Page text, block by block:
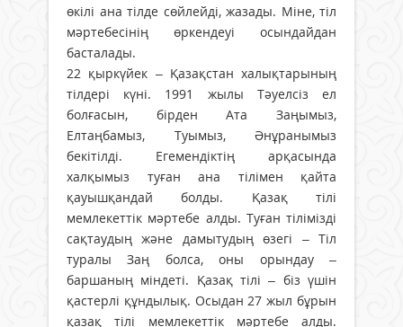
өкілі ана тілде сөйлейді, жазады. Міне, тіл
мәртебесінің өркендеуі осындайдан
басталады.
22 қыркүйек – Қазақстан халықтарының
тілдері күні. 1991 жылы Тәуелсіз ел
болғасын, бірден Ата Заңымыз,
Елтаңбамыз, Туымыз, Әнұранымыз
бекітілді. Егемендіктің арқасында
халқымыз туған ана тілімен қайта
қауышқандай болды. Қазақ тілі
мемлекеттік мәртебе алды. Туған тілімізді
сақтаудың және дамытудың өзегі – Тіл
туралы Заң болса, оны орындау –
баршаның міндеті. Қазақ тілі – біз үшін
қастерлі құндылық. Осыдан 27 жыл бұрын
қазақ тілі мемлекеттік мәртебе алды.